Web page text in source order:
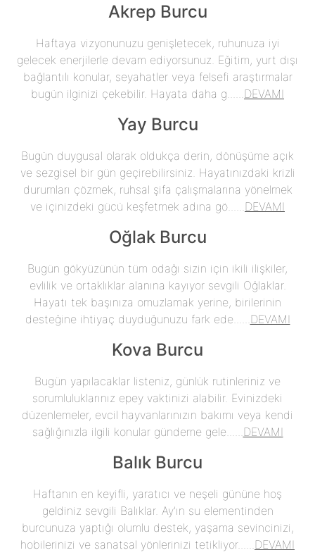
Akrep Burcu
Haftaya vizyonunuzu genişletecek, ruhunuza iyi
gelecek enerjilerle devam ediyorsunuz. Eğitim, yurt dışı
bağlantılı konular, seyahatler veya felsefi araştırmalar
bugün ilginizi çekebilir. Hayata daha g...... DEVAMI
Yay Burcu
Bugün duygusal olarak oldukça derin, dönüşüme açık
ve sezgisel bir gün geçirebilirsiniz. Hayatınızdaki krizli
durumları çözmek, ruhsal şifa çalışmalarına yönelmek
ve içinizdeki gücü keşfetmek adına gö...... DEVAMI
Oğlak Burcu
Bugün gökyüzünün tüm odağı sizin için ikili ilişkiler,
evlilik ve ortaklıklar alanına kayıyor sevgili Oğlaklar.
Hayatı tek başınıza omuzlamak yerine, birilerinin
desteğine ihtiyaç duyduğunuzu fark ede...... DEVAMI
Kova Burcu
Bugün yapılacaklar listeniz, günlük rutinleriniz ve
sorumluluklarınız epey vaktinizi alabilir. Evinizdeki
düzenlemeler, evcil hayvanlarınızın bakımı veya kendi
sağlığınızla ilgili konular gündeme gele...... DEVAMI
Balık Burcu
Haftanın en keyifli, yaratıcı ve neşeli gününe hoş
geldiniz sevgili Balıklar. Ay'ın su elementinden
burcunuza yaptığı olumlu destek, yaşama sevincinizi,
hobilerinizi ve sanatsal yönlerinizi tetikliyor...... DEVAMI